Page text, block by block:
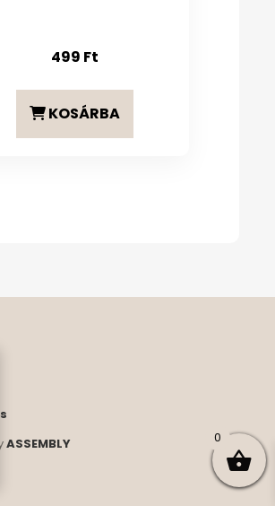
499 Ft
KOSÁRBA
ASSEMBLY 0